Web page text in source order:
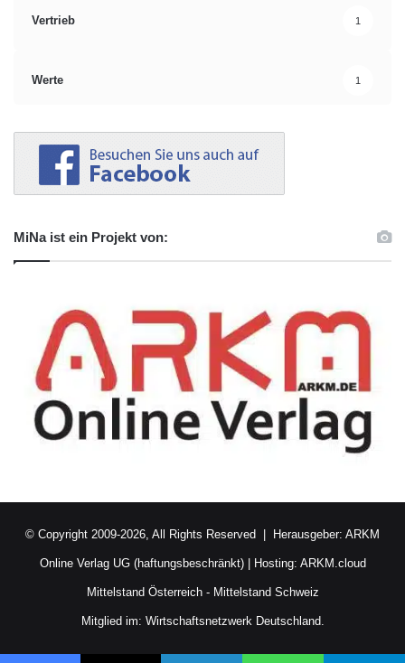
Vertrieb 1
Werte 1
MiNa ist ein Projekt von:
© Copyright 2009-2026, All Rights Reserved | Herausgeber: ARKM
Online Verlag UG (haftungsbeschränkt)| Hosting: ARKM.cloud
Mittelstand Österreich- Mittelstand Schweiz
Mitglied im: Wirtschaftsnetzwerk Deutschland.